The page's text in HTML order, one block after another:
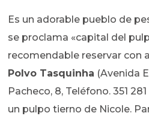
Es un adorable pueblo de
se proclama «capital del
recomendable reservar con
Polvo Tasquinha (Avenida
Pacheco, 8, Teléfono. 351
un pulpo tierno de Nicole.